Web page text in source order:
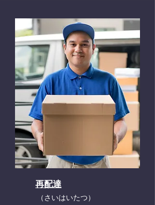
再配達
​（さいはいたつ）